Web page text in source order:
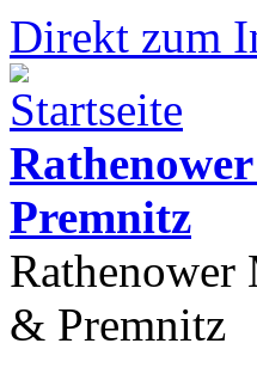
Direkt zum
Premnitz
Rathenower
& Premnitz